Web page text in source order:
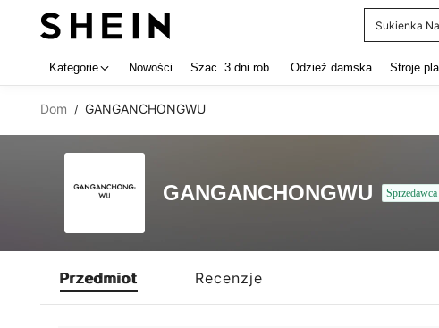
Sukienka
Kategorie Nowości Szac. 3 dni rob. Odzież damska Stroje
Dom / GANGANCHONGWU
GANGANCHONGWU Sprzedawca
Przedmiot Recenzje